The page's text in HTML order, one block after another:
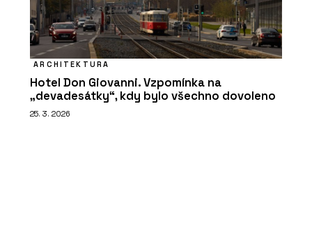
ARCHITEKTURA
Hotel Don Giovanni. Vzpomínka na
„devadesátky“, kdy bylo všechno dovoleno
25. 3. 2026